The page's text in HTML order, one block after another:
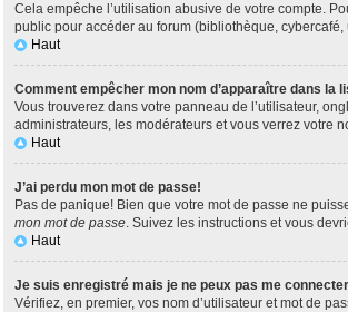
Cela empêche l’utilisation abusive de votre compte.
public pour accéder au forum (bibliothèque,
Haut
Comment empêcher mon nom d’apparaître dans la
Vous trouverez dans votre panneau de l’utilisateur,
administrateurs, les modérateurs et vous verrez votre
Haut
J’ai perdu mon mot de passe!
Pas de panique! Bien que votre mot de passe ne
mon mot de passe. Suivez les instructions et vous
Haut
Je suis enregistré mais je ne peux pas me
Vérifiez, en premier, vos nom d’utilisateur et mot de